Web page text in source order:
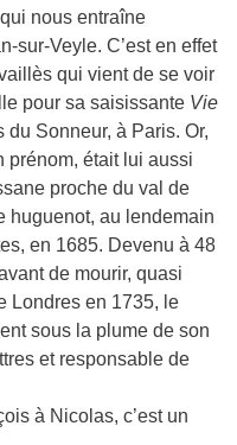
nous entraîne
sur-Veyle. C’est en effet
qui vient de se voir
pour sa saisissante Vie
du Sonneur, à Paris. Or,
prénom, était lui aussi
proche du val de
huguenot, au lendemain
en 1685. Devenu à 48
de mourir, quasi
Londres en 1735, le
sous la plume de son
et responsable de
à Nicolas, c’est un